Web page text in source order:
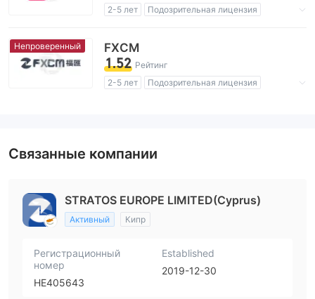
2-5 лет
Подозрительная лицензия
Высокие потенциальные риски
Непроверенный FXCM
1.52 Рейтинг
2-5 лет
Подозрительная лицензия
Связанные компании
STRATOS EUROPE LIMITED(Cyprus)
Активный Кипр
Регистрационный
номер
HE405643
Established
2019-12-30